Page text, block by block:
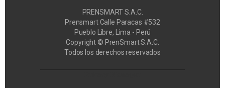
PRENSMART S.A.C.
Prensmart Calle Paracas #532
Pueblo Libre, Lima - Perú
Copyright © PrenSmart S.A.C.
Todos los derechos reservados